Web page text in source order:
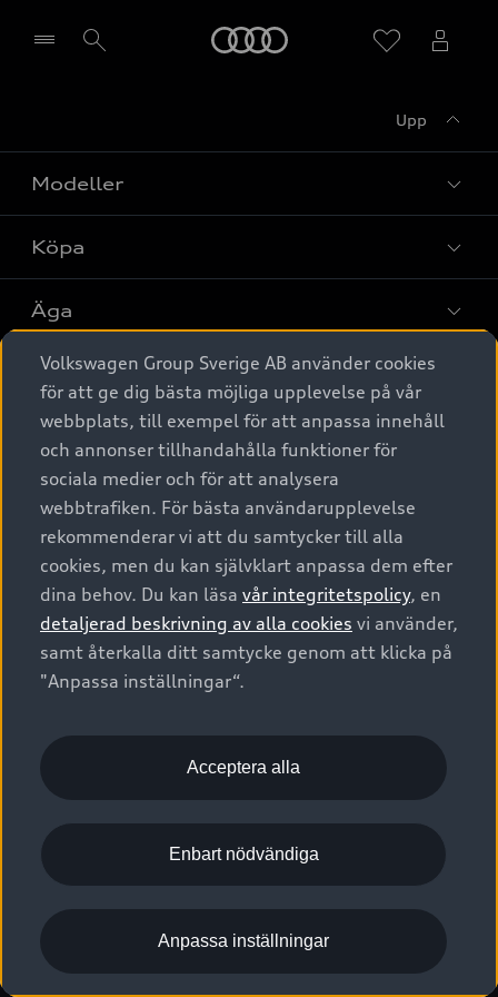
Upp
Modeller
Alla modeller
Elbilar
A6 modellerna
SUV
Avant
Audi Sport
Köpa
Privaterbjudanden
Privatleasing
Nya bilar i lager
Begagnade bilar i lager
Audi approved :plus - så gott som nya
Finansiering
Audi exclusive
Provkörning
Äga
Service & tillbehör
Audi digital services
Originaltillbehör - köp online
Garantier
Försäkring
Digitala manualer för din Audi
Audi Collection – livsstilsartiklar
Vanliga frågor
2G/3G nätet stängs ned - Hur påverkas min bil av detta?
Tjänstebil
Tjänstebil
Business lease online
Företagsleasing
Om Audi Sverige
Kontakta oss
Audi Återförsäljare/-serviceverkstad
myAudi
Pressmeddelanden
Nyhetsbrev
Vårt hållbarhetsarbete
Lediga tjänster huvudkontor
Lediga tjänster hos Audi Återförsäljare
Kommentar till mediauppgifter om dataläcka
© 2026 AUDI SVERIGE. All Rights Reserved.
Utgivare Juridiskt
Juridiskt Audi AG
Juridiskt Audi Digital Giveaway
Anpassa inställningar för cookies
Visselblåsarkanaler
Volkswagen Group Sverige AB använder cookies
för att ge dig bästa möjliga upplevelse på vår
webbplats, till exempel för att anpassa innehåll
och annonser tillhandahålla funktioner för
sociala medier och för att analysera
webbtrafiken. För bästa användarupplevelse
rekommenderar vi att du samtycker till alla
cookies, men du kan självklart anpassa dem efter
dina behov. Du kan läsa vår integritetspolicy, en
detaljerad beskrivning av alla cookies vi använder,
samt återkalla ditt samtycke genom att klicka på
"Anpassa inställningar“.
Acceptera alla
Enbart nödvändiga
Anpassa inställningar